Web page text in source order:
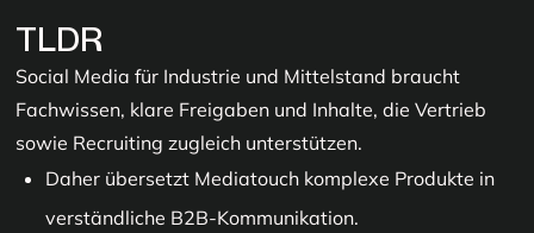
TLDR
Social Media für Industrie und Mittelstand braucht
Fachwissen, klare Freigaben und Inhalte, die Vertrieb
sowie Recruiting zugleich unterstützen.
Daher übersetzt Mediatouch komplexe Produkte in
verständliche B2B-Kommunikation.